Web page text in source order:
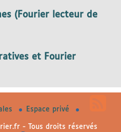
(Fourier lecteur de
et Fourier
Espace privé
- Tous droits réservés